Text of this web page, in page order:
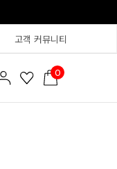
고객 커뮤니티
0